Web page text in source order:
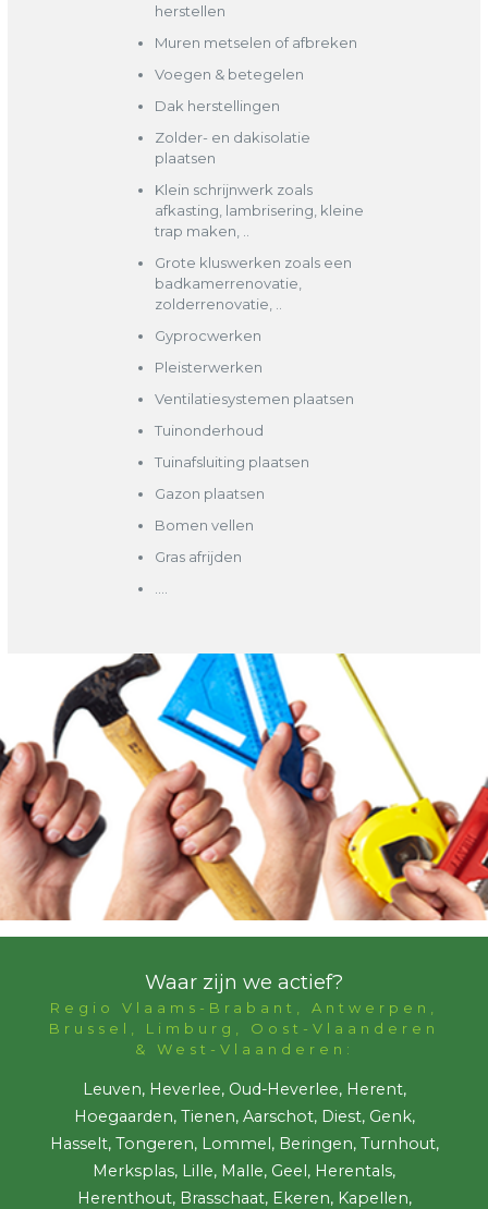
herstellen
Muren metselen of afbreken
Voegen & betegelen
Dak herstellingen
Zolder- en dakisolatie
plaatsen
Klein schrijnwerk zoals
afkasting, lambrisering, kleine
trap maken, ..
Grote kluswerken zoals een
badkamerrenovatie,
zolderrenovatie, ..
Gyprocwerken
Pleisterwerken
Ventilatiesystemen plaatsen
Tuinonderhoud
Tuinafsluiting plaatsen
Gazon plaatsen
Bomen vellen
Gras afrijden
Waar zijn we actief?
Regio Vlaams-Brabant, Antwerpen,
Brussel, Limburg, Oost-Vlaanderen
& West-Vlaanderen:
Leuven, Heverlee, Oud-Heverlee, Herent,
Hoegaarden, Tienen, Aarschot, Diest, Genk,
Hasselt, Tongeren, Lommel, Beringen, Turnhout,
Merksplas, Lille, Malle, Geel, Herentals,
Herenthout, Brasschaat, Ekeren, Kapellen,